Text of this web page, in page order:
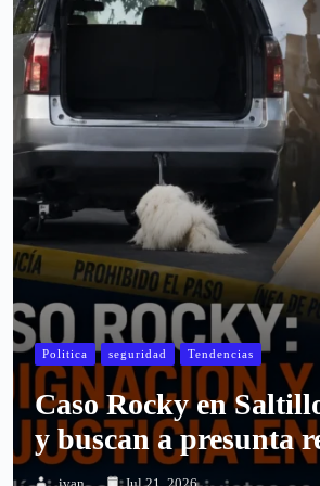
Politica seguridad Tendencias
Caso Rocky en
y buscan a presunta